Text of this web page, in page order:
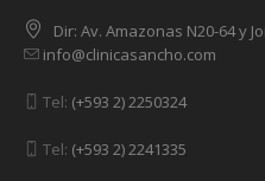
Dir: Av. Amazonas N20-64 y
info@clinicasancho.com
Tel: (+593 2) 2250324
Tel: (+593 2) 2241335